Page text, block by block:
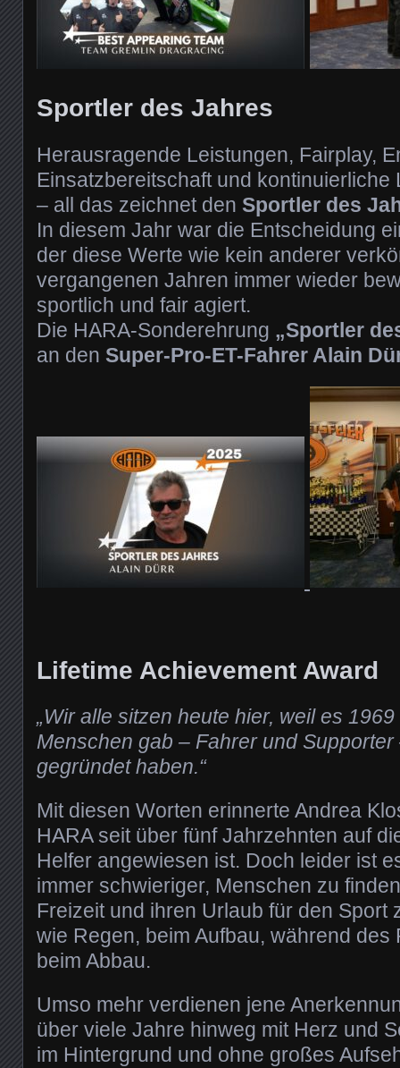
Sportler des Jahres
Herausragende Leistungen, Fairplay,
Einsatzbereitschaft und kontinuierliche
– all das zeichnet den Sportler des
In diesem Jahr war die Entscheidung
der diese Werte wie kein anderer
vergangenen Jahren immer wieder
sportlich und fair agiert.
Die HARA-Sonderehrung „Sportler
an den Super-Pro-ET-Fahrer Alain
Lifetime Achievement Award
„Wir alle sitzen heute hier, weil es
Menschen gab – Fahrer und
gegründet haben.“
Mit diesen Worten erinnerte Andrea
HARA seit über fünf Jahrzehnten auf
Helfer angewiesen ist. Doch leider ist
immer schwieriger, Menschen zu
Freizeit und ihren Urlaub für den Sport
wie Regen, beim Aufbau, während des
beim Abbau.
Umso mehr verdienen jene
über viele Jahre hinweg mit Herz und
im Hintergrund und ohne großes